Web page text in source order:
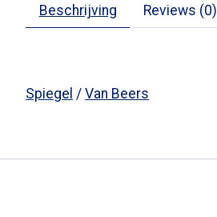
Beschrijving Reviews (0)
Spiegel / Van Beers